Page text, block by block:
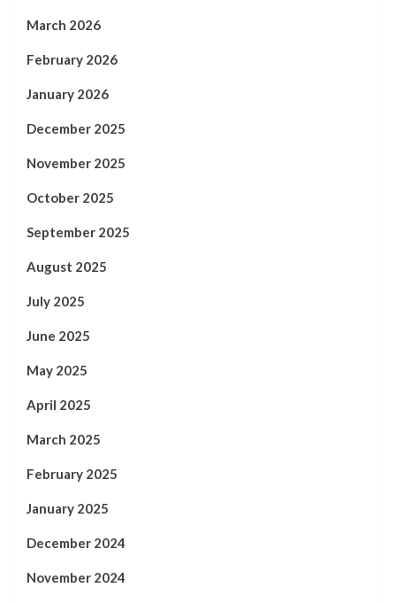
March 2026
February 2026
January 2026
December 2025
November 2025
October 2025
September 2025
August 2025
July 2025
June 2025
May 2025
April 2025
March 2025
February 2025
January 2025
December 2024
November 2024